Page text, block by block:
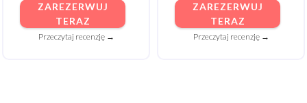
ZAREZERWUJ
TERAZ
Przeczytaj recenzję →
ZAREZERWUJ
TERAZ
Przeczytaj recenzję →